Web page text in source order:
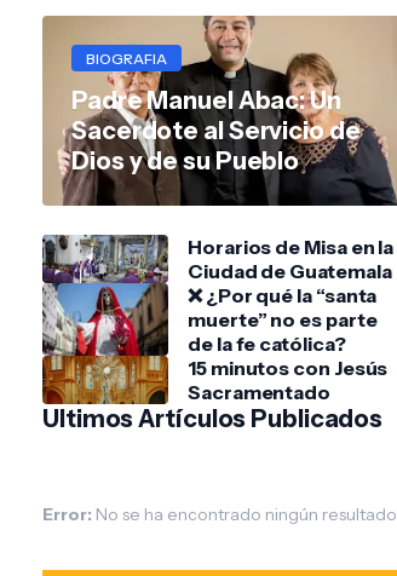
BIOGRAFIA
Padre Manuel Abac: Un
Sacerdote al Servicio de
Dios y de su Pueblo
Horarios de Misa en la
Ciudad de Guatemala
❌ ¿Por qué la “santa
muerte” no es parte
de la fe católica?
15 minutos con Jesús
Sacramentado
Ultimos Artículos Publicados
Error: No se ha encontrado ningún resultado